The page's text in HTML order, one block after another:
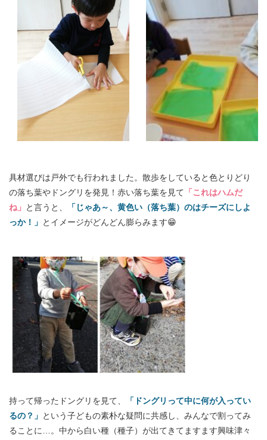
具材選びは戸外でも行われました。散歩をしていると色とりどり
の落ち葉やドングリを発見！赤い落ち葉を見て 「これはハムだ
ね」 と言うと、
「じゃあ～、黄色い（落ち葉）のはチーズにしよ
っか！」 とイメージがどんどん膨らみます😁
持って帰ったドングリを見て、
「ドングリって中に何が入ってい
るの？」 という子どもの素朴な疑問に共感し、みんなで割ってみ
ることに…。中から白い種（種子）が出てきてますます興味津々